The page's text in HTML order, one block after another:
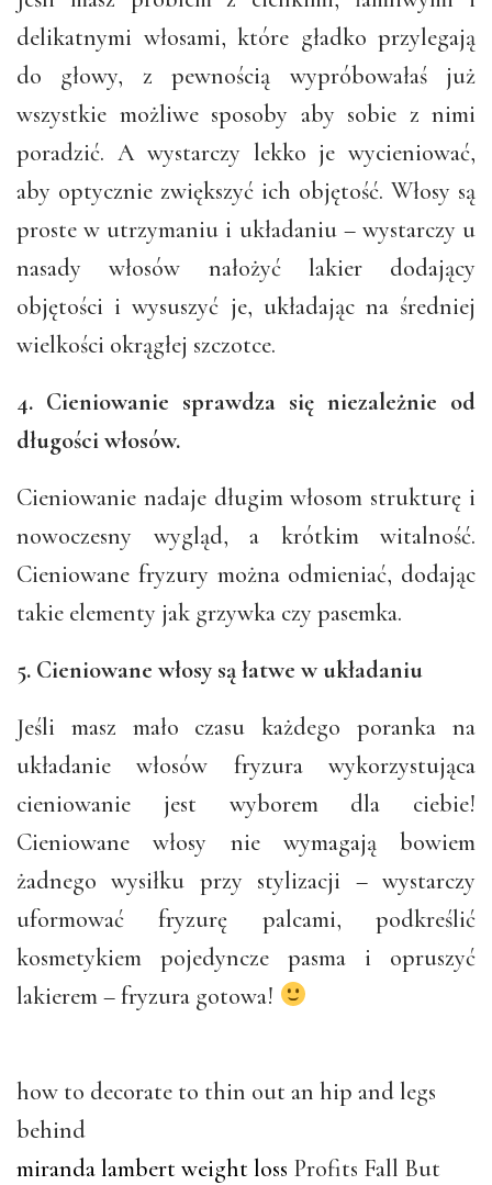
delikatnymi włosami, które gładko przylegają
do głowy, z pewnością wypróbowałaś już
wszystkie możliwe sposoby aby sobie z nimi
poradzić. A wystarczy lekko je wycieniować,
aby optycznie zwiększyć ich objętość. Włosy są
proste w utrzymaniu i układaniu – wystarczy u
nasady włosów nałożyć lakier dodający
objętości i wysuszyć je, układając na średniej
wielkości okrągłej szczotce.
4. Cieniowanie sprawdza się niezależnie od
długości włosów.
Cieniowanie nadaje długim włosom strukturę i
nowoczesny wygląd, a krótkim witalność.
Cieniowane fryzury można odmieniać, dodając
takie elementy jak grzywka czy pasemka.
5. Cieniowane włosy są łatwe w układaniu
Jeśli masz mało czasu każdego poranka na
układanie włosów fryzura wykorzystująca
cieniowanie jest wyborem dla ciebie!
Cieniowane włosy nie wymagają bowiem
żadnego wysiłku przy stylizacji – wystarczy
uformować fryzurę palcami, podkreślić
kosmetykiem pojedyncze pasma i opruszyć
lakierem – fryzura gotowa!
how to decorate to thin out an hip and legs
behind
miranda lambert weight loss Profits Fall But